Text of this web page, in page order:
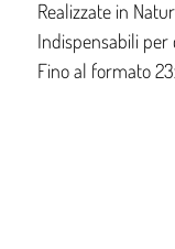
Realizzate in
Indispensabili per
Fino al formato